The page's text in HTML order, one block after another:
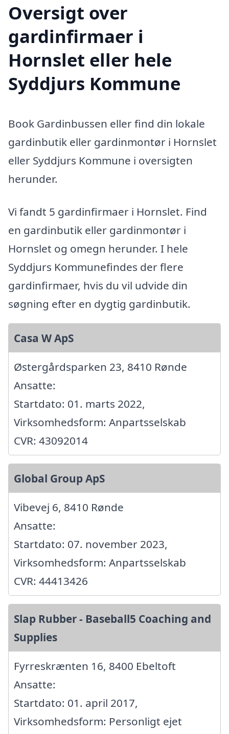
Oversigt over
gardinfirmaer i
Hornslet eller hele
Syddjurs Kommune
Book Gardinbussen eller find din lokale
gardinbutik eller gardinmontør i Hornslet
eller Syddjurs Kommune i oversigten
herunder.
Vi fandt 5 gardinfirmaer i Hornslet. Find
en gardinbutik eller gardinmontør i
Hornslet og omegn herunder. I hele
Syddjurs Kommunefindes der flere
gardinfirmaer, hvis du vil udvide din
søgning efter en dygtig gardinbutik.
Casa W ApS
Østergårdsparken 23, 8410 Rønde
Ansatte:
Startdato: 01. marts 2022,
Virksomhedsform: Anpartsselskab
CVR: 43092014
Global Group ApS
Vibevej 6, 8410 Rønde
Ansatte:
Startdato: 07. november 2023,
Virksomhedsform: Anpartsselskab
CVR: 44413426
Slap Rubber - Baseball5 Coaching and
Supplies
Fyrreskrænten 16, 8400 Ebeltoft
Ansatte:
Startdato: 01. april 2017,
Virksomhedsform: Personligt ejet